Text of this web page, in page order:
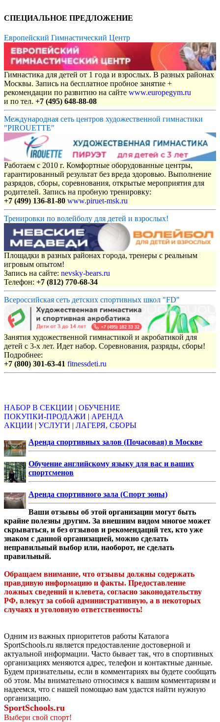
СПЕЦИАЛЬНОЕ ПРЕДЛОЖЕНИЕ
Европейский Гимнастический Центр
Гимнастика для детей от 1 года и взрослых. В разных районах
Москвы. Запись на бесплатное пробное занятие +
рекомендации по развитию на сайте www.europegym.ru
и по тел. +7 (495) 648-88-08
Международная сеть центров художественной гимнастики
"PIROUETTE"
Работаем с 2010 г. Комфортные оборудованные центры,
гарантированный результат без вреда здоровью. Выполнение
разрядов, сборы, соревнования, открытые мероприятия для
родителей. Запись на пробную тренировку:
+7 (499) 136-81-80 www.piruet-msk.ru
Тренировки по волейболу для детей и взрослых!
Площадки в разных районах города, тренеры с реальным
игровым опытом!
Запись на сайте: nevsky-bears.ru
Телефон: +7 (812) 770-68-34
Всероссийская сеть детских спортивных школ "FD"
Занятия художественной гимнастикой и акробатикой для
детей с 3-х лет. Идет набор. Соревнования, разряды, сборы!
Подробнее:
+7 (800) 301-63-41 fitnessdeti.ru
НАБОР В СЕКЦИИ | ОБУЧЕНИЕ
ПОКУПКИ-ПРОДАЖИ | АРЕНДА
АКЦИИ | УСЛУГИ | ЛАГЕРЯ, СБОРЫ
Аренда спортивных залов (Почасовая) в Москве
Обучение английскому языку для вас и ваших
спортсменов
Аренда спортивного зала (Спорт зоны)
Ваши отзывы об этой организации могут быть
крайне полезны другим. За внешним видом многое может
скрываться, и без отзывов и рекомендаций тех, кто уже
знаком с данной организацией, можно сделать
неправильный выбор или, наоборот, не сделать
правильный.
Обращаем внимание, что отзывы должны содержать
правдивую информацию и факты. Предоставление
ложных сведений и клевета, согласно законодательству
РФ, влекут за собой административную, а в некоторых
случаях и уголовную ответственность!
Одним из важных приоритетов работы Каталога
SportSchools.ru является предоставление достоверной и
актуальной информации. Часто бывает так, что в спортивных
организациях меняются адрес, телефон и контактные данные.
Будем признательны, если в комментариях вы будете сообщать
об этом. Мы внимательно относимся к вашим комментариям и
надеемся, что с нашей помощью вам удастся найти нужную
организацию.
SportSchools.ru
Выбери свой спорт!